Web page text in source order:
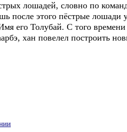
лошадей, словно по
после этого пёстрые лошади
его Толубай. С того
хан повелел построить